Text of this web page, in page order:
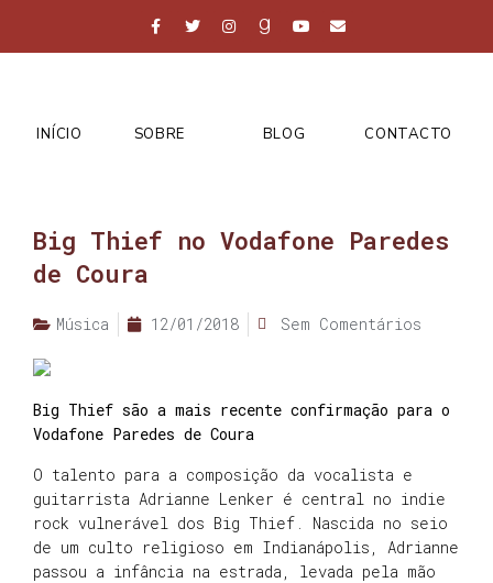
INÍCIO SOBRE BLOG CONTACTO
Big Thief no Vodafone Paredes
de Coura
Música 12/01/2018 Sem Comentários
Big Thief são a mais recente confirmação para o
Vodafone Paredes de Coura
O talento para a composição da vocalista e
guitarrista Adrianne Lenker é central no indie
rock vulnerável dos Big Thief. Nascida no seio
de um culto religioso em Indianápolis, Adrianne
passou a infância na estrada, levada pela mão